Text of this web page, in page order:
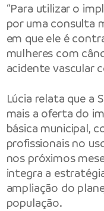
“Para utilizar o
por uma consulta
em que ele é
mulheres com
acidente vascular
Lúcia relata que a
mais a oferta do
básica municipal,
profissionais no
nos próximos
integra a
ampliação do
população.